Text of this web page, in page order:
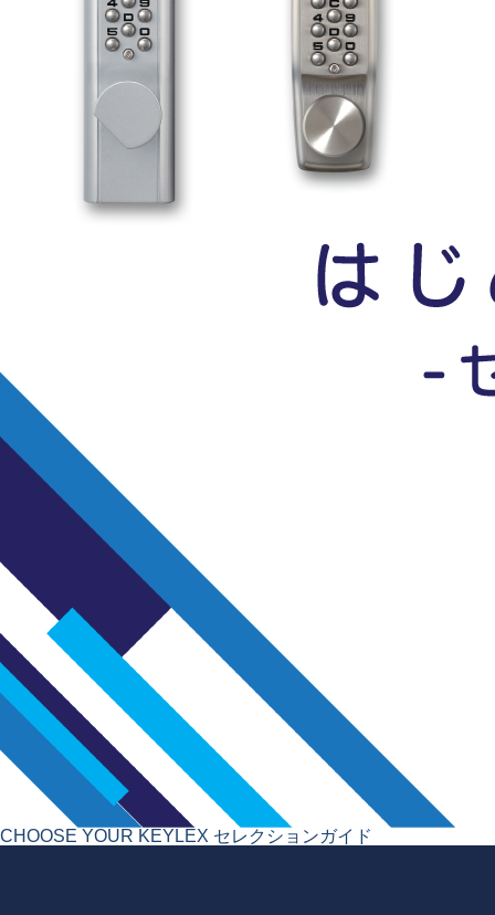
CHOOSE YOUR KEYLEX セレクションガイド